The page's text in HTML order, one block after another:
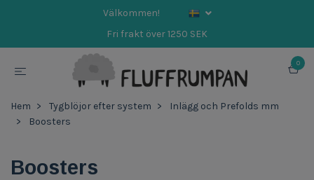
Välkommen!
Fri frakt över 1250 SEK
0
Hem Tygblöjor efter system
Inlägg och Prefolds mm
Boosters
Boosters